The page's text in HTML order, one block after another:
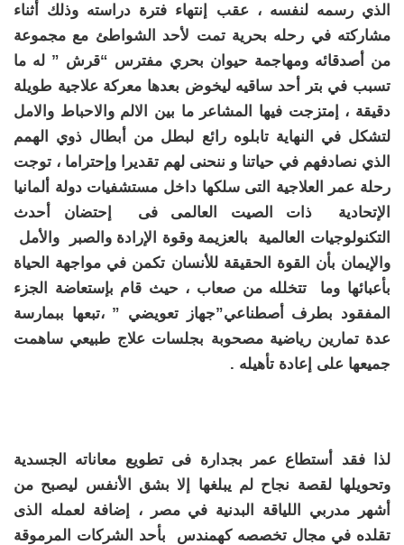
الذي رسمه لنفسه ، عقب إنتهاء فترة دراسته وذلك أثناء
مشاركته في رحله بحرية تمت لأحد الشواطئ مع مجموعة
من أصدقائه ومهاجمة حيوان بحري مفترس “قرش ” له ما
تسبب في بتر أحد ساقيه ليخوض بعدها معركة علاجية طويلة
دقيقة ، إمتزجت فيها المشاعر ما بين الالم والاحباط والامل
لتشكل في النهاية تابلوه رائع لبطل من أبطال ذوي الهمم
الذي نصادفهم في حياتنا و ننحنى لهم تقديرا وإحتراما ، توجت
رحلة عمر العلاجية التى سلكها داخل مستشفيات دولة ألمانيا
الإتحادية ذات الصيت العالمى فى إحتضان أحدث
التكنولوجيات العالمية بالعزيمة وقوة الإرادة والصبر والأمل
والإيمان بأن القوة الحقيقة للأنسان تكمن في مواجهة الحياة
بأعبائها وما تتخلله من صعاب ، حيث قام بإستعاضة الجزء
المفقود بطرف أصطناعي”جهاز تعويضي ” ،تبعها ببمارسة
عدة تمارين رياضية مصحوبة بجلسات علاج طبيعي ساهمت
جميعها على إعادة تأهيله .
لذا فقد أستطاع عمر بجدارة فى تطويع معاناته الجسدية
وتحويلها لقصة نجاح لم يبلغها إلا بشق الأنفس ليصبح من
أشهر مدربي اللياقة البدنية في مصر ، إضافة لعمله الذى
تقلده في مجال تخصصه كهمندس بأحد الشركات المرموقة